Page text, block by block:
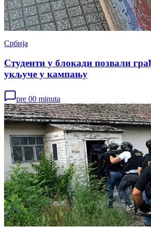
Србија
Студенти у блокади позвали
укључе у кампању
pre 00 minuta